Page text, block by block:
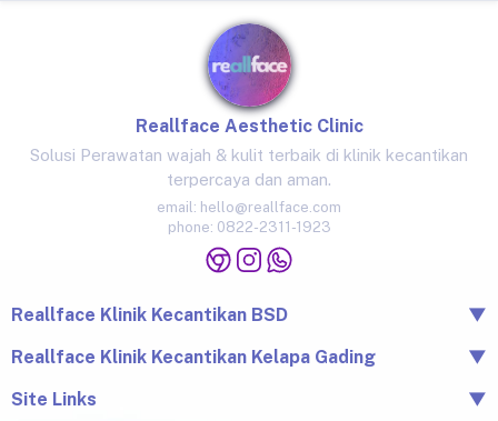
Reallface Aesthetic Clinic
Solusi Perawatan wajah & kulit terbaik di klinik kecantikan
terpercaya dan aman.
email: hello@reallface.com
phone: 0822-2311-1923
Reallface Klinik Kecantikan BSD
▼
Banten 15345
0822-2311-1923
Reallface Klinik Kecantikan Kelapa Gading
▼
Gading, Jkt Utara, Daerah Khusus Ibukota Jakarta 14240
Site Links
▼